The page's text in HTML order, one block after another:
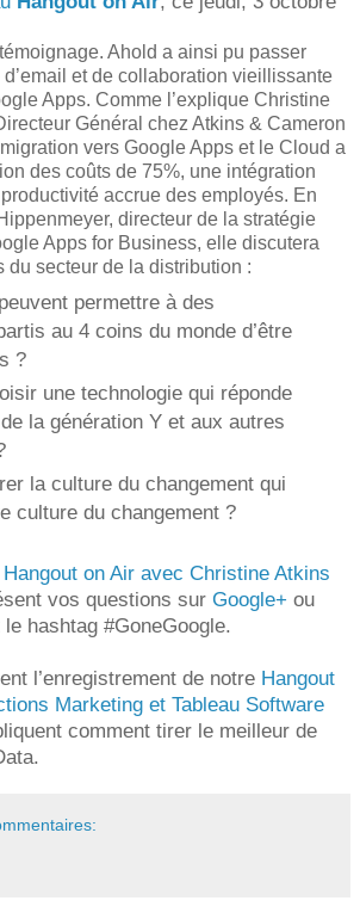
Ahold a ainsi pu passer
d’email et de collaboration vieillissante
Apps. Comme l’explique Christine
Général chez Atkins & Cameron
vers Google Apps et le Cloud a
des coûts de 75%, une intégration
accrue des employés. En
directeur de la stratégie
Apps for Business, elle discutera
du secteur de la distribution :
permettre à des
au 4 coins du monde d’être
?
une technologie qui réponde
la génération Y et aux autres
la culture du changement qui
culture du changement ?
on Air avec Christine Atkins
vos questions sur Google+ ou
hashtag #GoneGoogle.
l’enregistrement de notre Hangout
Marketing et Tableau Software
comment tirer le meilleur de